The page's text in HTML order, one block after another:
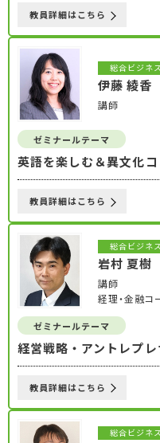
教員詳細はこちら
総合ビジネ
伊藤 綾香
講師
ゼミナールテーマ
英語を楽しむ＆異文化
教員詳細はこちら
総合ビジネ
岩村 夏樹
講師
経理・金融コ
ゼミナールテーマ
経営戦略・アントレプ
教員詳細はこちら
総合ビジネ